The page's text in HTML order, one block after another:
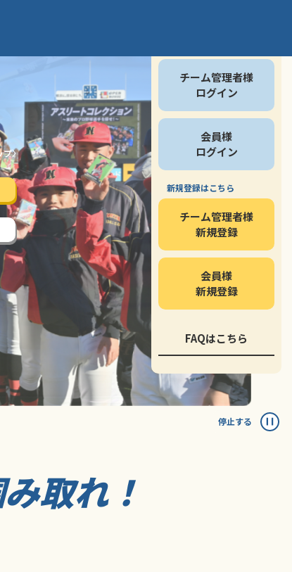
プ
停止する
チーム管理者様
ログイン
会員様
ログイン
新規登録はこちら
チーム管理者様
新規登録
会員様
新規登録
FAQはこちら
取れ！